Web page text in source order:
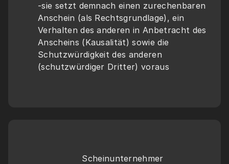
-sie setzt demnach einen zurechenbaren
Anschein (als Rechtsgrundlage), ein
Verhalten des anderen in Anbetracht des
Anscheins (Kausalität) sowie die
Schutzwürdigkeit des anderen
(schutzwürdiger Dritter) voraus
Scheinunternehmer